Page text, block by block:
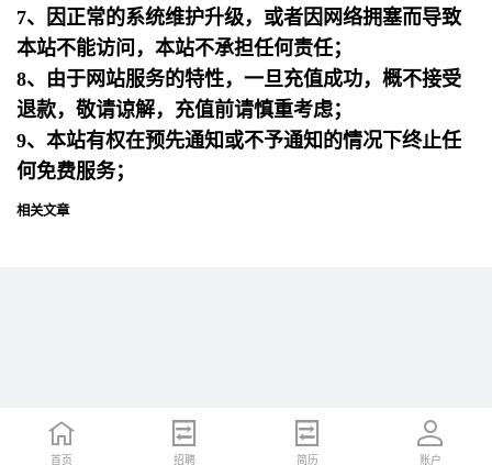
7、因正常的系统维护升级，或者因网络拥塞而导致
本站不能访问，本站不承担任何责任；
8、由于网站服务的特性，一旦充值成功，概不接受
退款，敬请谅解，充值前请慎重考虑；
9、本站有权在预先通知或不予通知的情况下终止任
何免费服务；
相关文章
首页 招聘 简历 账户
首页 招聘 简历 账户